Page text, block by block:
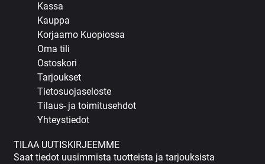
Kassa
Kauppa
Korjaamo Kuopiossa
Oma tili
Ostoskori
Tarjoukset
Tietosuojaseloste
Tilaus- ja toimitusehdot
Yhteystiedot
TILAA UUTISKIRJEEMME
Saat tiedot uusimmista tuotteista ja tarjouksista